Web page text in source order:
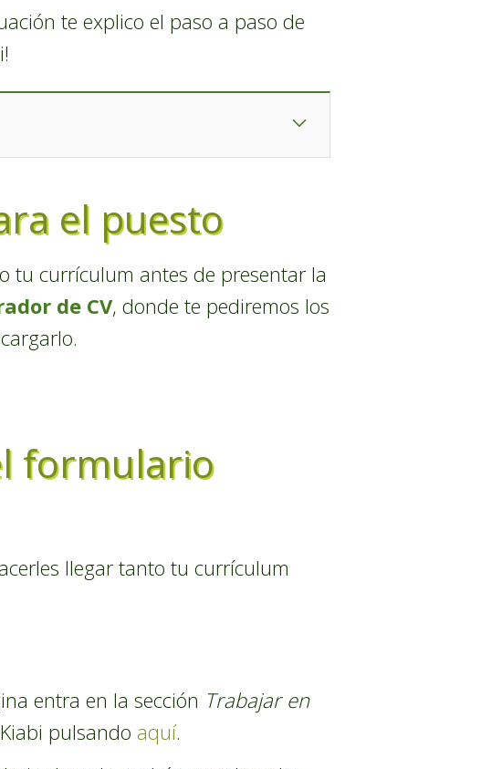
te explico el paso a paso de
el puesto
tu currículum antes de presentar la
de CV, donde te pediremos los
formulario
llegar tanto tu currículum
entra en la sección Trabajar en
pulsando aquí.